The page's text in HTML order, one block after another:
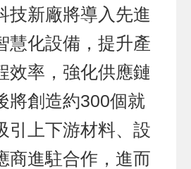
技新廠將導入先進
慧化設備，提升產
效率，強化供應鏈
將創造約300個就
引上下游材料、設
商進駐合作，進而